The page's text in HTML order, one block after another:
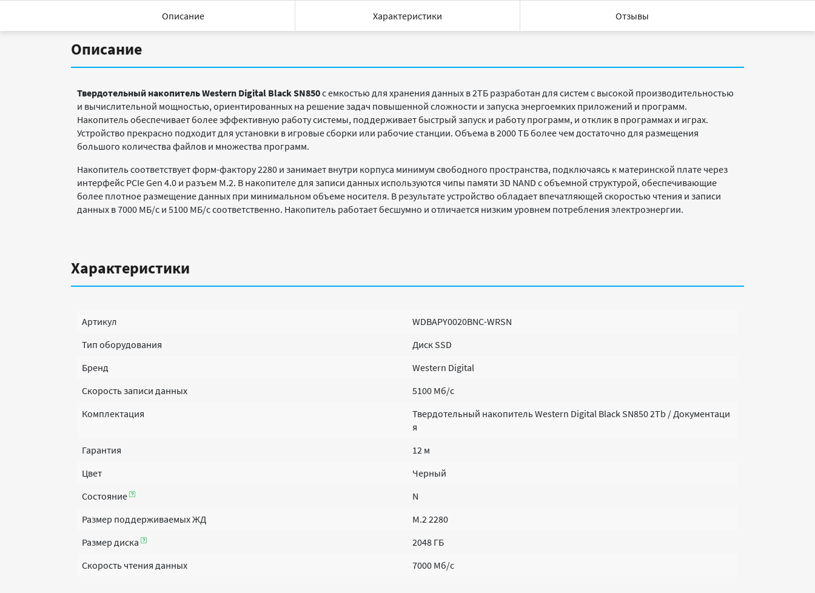
Описание Характеристики Отзывы
Описание
Твердотельный накопительWestern Digital BlackSN850с емкостью для хранения данных в 2ТБ разработан для систем с высокой производительностью
и вычислительной мощностью, ориентированных на решение задач повышенной сложности и запуска энергоемких приложений и программ.
Накопитель обеспечивает более эффективную работу системы, поддерживает быстрый запуск и работу программ, и отклик в программах и играх.
Устройство прекрасно подходит для установки в игровые сборки или рабочие станции. Объема в 2000 ТБ более чем достаточно для размещения
большого количества файлов и множества программ.
Накопитель соответствует форм-фактору 2280 и занимает внутри корпуса минимум свободного пространства, подключаясь к материнской плате через
интерфейс PCIe Gen 4.0 и разъем М.2. В накопителе для записи данных используются чипы памяти 3D NAND с объемной структурой, обеспечивающие
более плотное размещение данных при минимальном объеме носителя. В результате устройство обладает впечатляющей скоростью чтения и записи
данных в 7000 МБ/с и 5100 МБ/с соответственно. Накопитель работает бесшумно и отличается низким уровнем потребления электроэнергии.
Характеристики
Артикул
WDBAPY0020BNC-WRSN
Тип оборудования
Диск SSD
Бренд
Western Digital
Скорость записи данных
5100 Мб/с
Комплектация
Твердотельный накопитель Western Digital Black SN850 2Tb / Документаци
я
Гарантия
12 м
Цвет
Черный
Состояние
N
Размер поддерживаемых ЖД
M.2 2280
Размер диска
2048 ГБ
Скорость чтения данных
7000 Мб/с